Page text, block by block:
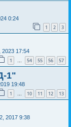
0:24
1 2 3
2023 17:54
1 … 54 55 56 57
1"
19:48
1 … 10 11 12 13
2017 9:38